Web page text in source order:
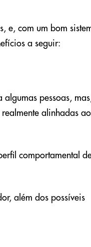
e, com um bom
a seguir:
pessoas,
alinhadas ao
comportamental
além dos possíveis